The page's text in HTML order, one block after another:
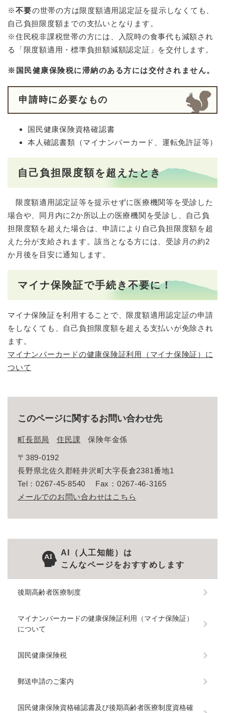
※不要の世帯の方は限度額適用認定証を提示しなくても、
自己負担限度額までの支払いとなります。
※住民税非課税世帯の方には、入院時の食事代も減額され
る「限度額適用・標準負担額減額認定証」を交付します。
※国民健康保険税に滞納のある方には交付されません。
申請時に必要なもの
国民健康保険資格確認書
本人確認書類（マイナンバーカード、運転免許証等）
自己負担限度額を超えたとき
限度額適用認定証等を提示せずに医療機関等を受診した
場合や、同月内に2か所以上の医療機関を受診し、自己負
担限度額を超えた場合は、申請により自己負担限度額を超
えた分が支給されます。該当となる方には、受診月の約2
か月後を目安に通知します。
マイナ保険証で手続き不要に！
マイナ保険証を利用することで、限度額適用認定証の申請
をしなくても、自己負担限度額を超える支払いが免除され
ます。
マイナンバーカードの健康保険証利用（マイナ保険証）に
ついて
このページに関するお問い合わせ先
町長部局 住民課 保険年金係
〒389-0192
長野県北佐久郡軽井沢町大字長倉2381番地1
Tel：0267-45-8540
Fax：0267-46-3165
メールでのお問い合わせはこちら
AI（人工知能）は
こんなページをおすすめします
後期高齢者医療制度
マイナンバーカードの健康保険証利用（マイナ保険証）
について
国民健康保険税
郵送申請のご案内
国民健康保険資格確認書及び後期高齢者医療制度資格確